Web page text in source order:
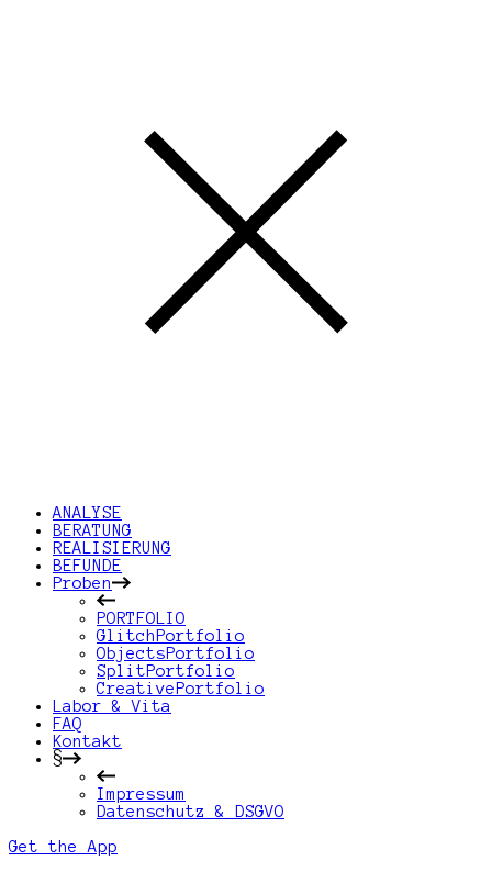
ANALYSE
BERATUNG
REALISIERUNG
BEFUNDE
Proben
PORTFOLIO
GlitchPortfolio
ObjectsPortfolio
SplitPortfolio
CreativePortfolio
Labor & Vita
FAQ
Kontakt
§
Impressum
Datenschutz & DSGVO
Get the App